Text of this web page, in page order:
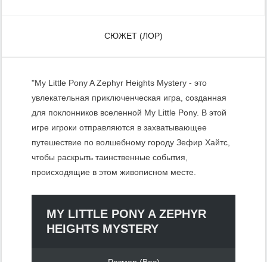
СЮЖЕТ (ЛОР)
"My Little Pony A Zephyr Heights Mystery - это
увлекательная приключенческая игра, созданная
для поклонников вселенной My Little Pony. В этой
игре игроки отправляются в захватывающее
путешествие по волшебному городу Зефир Хайтс,
чтобы раскрыть таинственные события,
происходящие в этом живописном месте.
MY LITTLE PONY A ZEPHYR
HEIGHTS MYSTERY